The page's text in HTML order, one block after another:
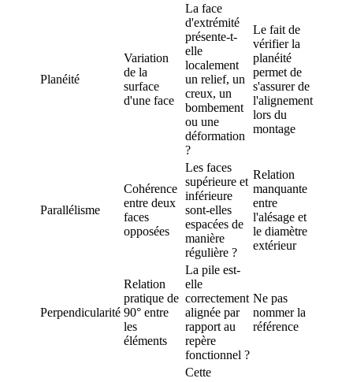
Planéité
Variation
de la
surface
d'une face
La face
d'extrémité
présente-t-
elle
localement
un relief, un
creux, un
bombement
ou une
déformation
?
Le fait de
vérifier la
planéité
permet de
s'assurer de
l'alignement
lors du
montage
Parallélisme
Cohérence
entre deux
faces
opposées
Les faces
supérieure et
inférieure
sont-elles
espacées de
manière
régulière ?
Relation
manquante
entre
l'alésage et
le diamètre
extérieur
Perpendicularité
Relation
pratique de
90° entre
les
éléments
La pile est-
elle
correctement
alignée par
rapport au
repère
fonctionnel ?
Ne pas
nommer la
référence
Cette